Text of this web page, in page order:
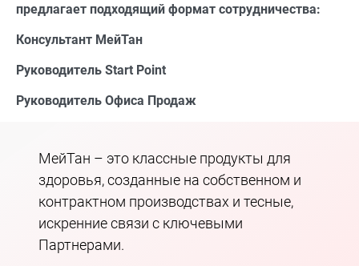
предлагает подходящий формат сотрудничества:
Консультант МейТан
Руководитель Start Point
Руководитель Офиса Продаж
МейТан – это классные продукты для
здоровья, созданные на собственном и
контрактном производствах и тесные,
искренние связи с ключевыми
Партнерами.